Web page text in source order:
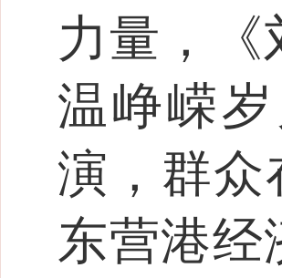
力量，
温峥嵘
演，群众
东营港